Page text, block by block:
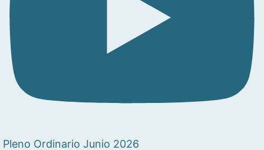
Pleno Ordinario Junio 2026